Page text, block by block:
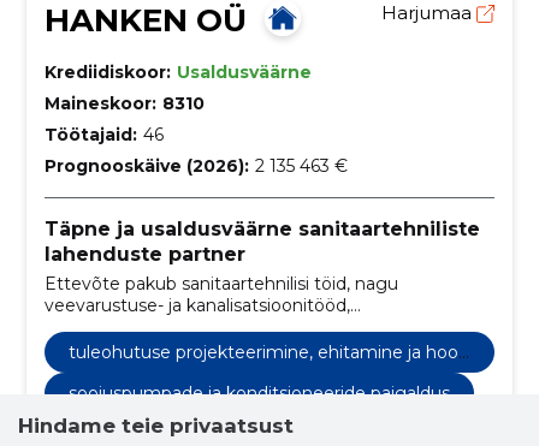
HANKEN OÜ Harjumaa
Krediidiskoor: Usaldusväärne
Maineskoor: 8310
Töötajaid: 46
Prognooskäive (2026): 2 135 463 €
Täpne ja usaldusväärne sanitaartehniliste
lahenduste partner
Ettevõte pakub sanitaartehnilisi töid, nagu
veevarustuse- ja kanalisatsioonitööd,
ventilatsioonitööd, soojuspumpade ja
konditsioneeride paigaldust ning sprinkler- ja
tuletõrjevoolikusüsteemide projekteerimist ja
paigaldust
tuleohutuse projekteerimine, ehitamine ja hool
soojuspumpade ja konditsioneeride paigaldus
süsteemide projekteerimine
Hindame teie privaatsust